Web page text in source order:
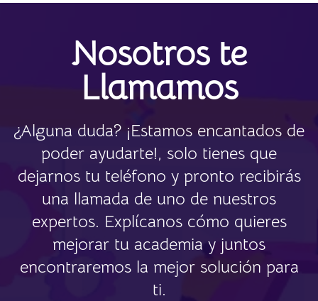
Nosotros te
Llamamos
¿Alguna duda? ¡Estamos encantados de
poder ayudarte!, solo tienes que
dejarnos tu teléfono y pronto recibirás
una llamada de uno de nuestros
expertos. Explícanos cómo quieres
mejorar tu academia y juntos
encontraremos la mejor solución para
ti.